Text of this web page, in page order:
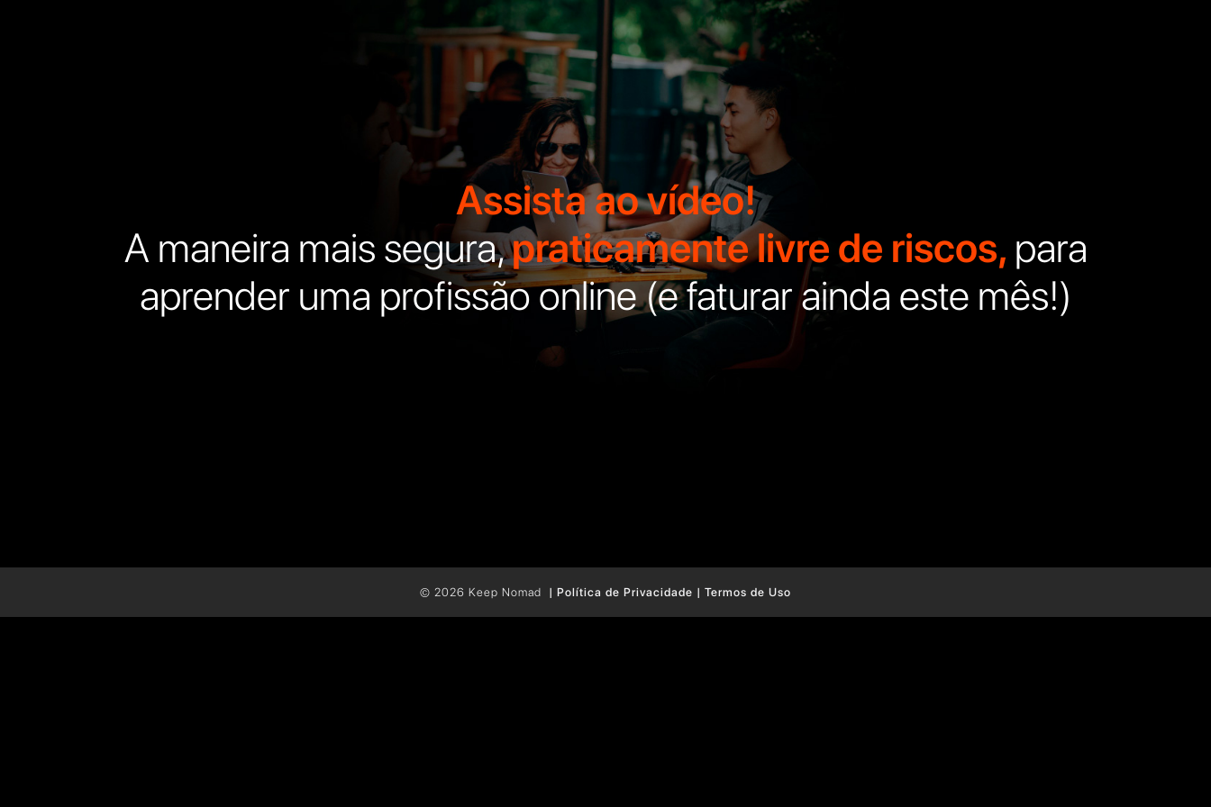
Assista ao vídeo!
A maneira mais segura,praticamente livre de riscos, para
aprender uma profissão online (e faturar ainda este mês!)
© 2026 Keep Nomad | Política de Privacidade | Termos de Uso